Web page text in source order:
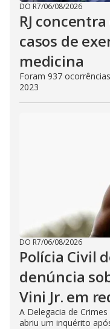
DO R7/06/08/2026
RJ
casos de
medicina
Foram 937
2023
DO R7/06/08/2026
Polícia Civil
denúncia
Vini Jr. em
A Delegacia de
abriu um inquérito